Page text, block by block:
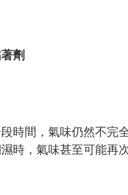
劑
時間，氣味仍然不完
時，氣味甚至可能再